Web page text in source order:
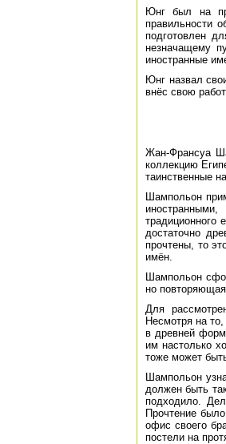
Юнг был на
правильности
подготовлен
незначащему
иностранные
Юнг назвал
внёс свою
Жан-Франсуа
коллекцию
таинственные
Шампольон
традиционного
достаточно
прочтены, то
имён.
Шампольон
но
Для
Несмотря на
в древней
им настолько
тоже может
Шампольон
должен быть
подходило.
Прочтение
офис своего
постели на